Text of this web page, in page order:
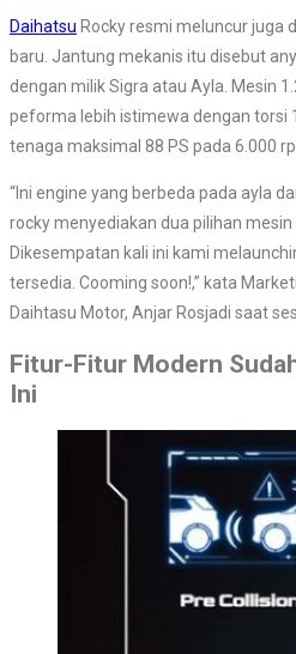
Daihatsu Rocky resmi meluncur juga
baru. Jantung mekanis itu disebut
dengan milik Sigra atau Ayla. Mesin
peforma lebih istimewa dengan torsi
tenaga maksimal 88 PS pada 6.000
“Ini engine yang berbeda pada ayla
rocky menyediakan dua pilihan
Dikesempatan kali ini kami
tersedia. Cooming soon!,” kata
Daihtasu Motor, Anjar Rosjadi saat
Fitur-Fitur Modern
Ini